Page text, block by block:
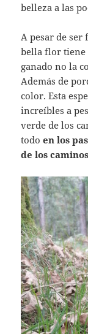
belleza a las
A pesar de
bella flor tiene
ganado no la
Además de
color. Esta
increíbles a
verde de los
todo en los
de los